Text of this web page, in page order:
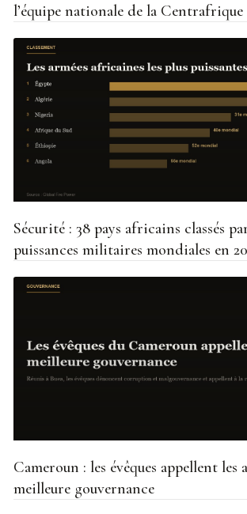
l’équipe nationale de la Centrafrique
Sécurité : 38 pays africains classés
puissances militaires mondiales en
Cameroun : les évêques appellent les
meilleure gouvernance